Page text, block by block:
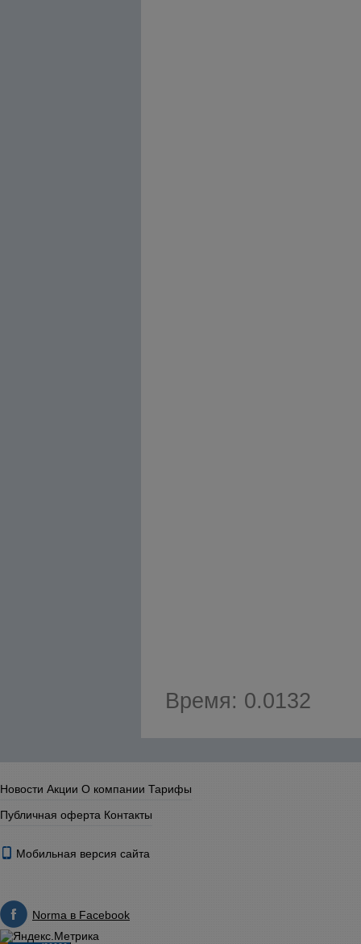
Время: 0.0132
Новости Акции О компании Тарифы
Публичная оферта Контакты
Мобильная версия сайта
Norma в Facebook